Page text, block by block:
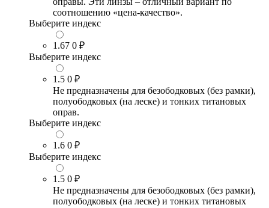
соотношению «цена-качество».
Выберите индекс
1.67 0 ₽
Выберите индекс
1.5 0 ₽
Не предназначены для безободковых (без рамки),
полуободковых (на леске) и тонких титановых
оправ.
Выберите индекс
1.6 0 ₽
Выберите индекс
1.5 0 ₽
Не предназначены для безободковых (без рамки),
полуободковых (на леске) и тонких титановых